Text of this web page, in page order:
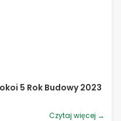
5 Rok Budowy 2023
Czytaj więcej →